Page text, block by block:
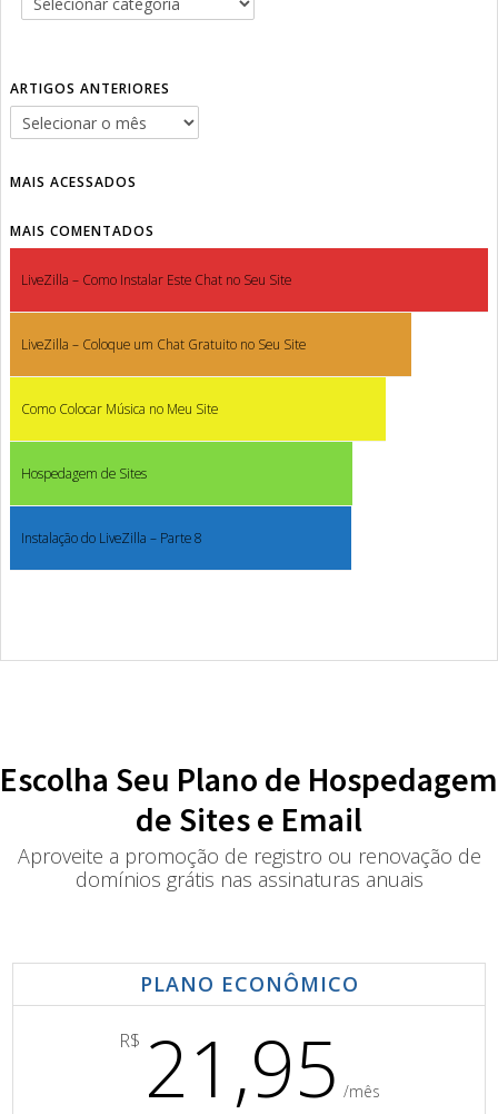
ARTIGOS ANTERIORES
MAIS ACESSADOS
MAIS COMENTADOS
LiveZilla – Como Instalar Este Chat no Seu Site
LiveZilla – Coloque um Chat Gratuito no Seu Site
Como Colocar Música no Meu Site
Hospedagem de Sites
Instalação do LiveZilla – Parte 8
Escolha Seu Plano de Hospedagem
de Sites e Email
Aproveite a promoção de registro ou renovação de
domínios grátis nas assinaturas anuais
PLANO ECONÔMICO
R$ 21,95 /mês